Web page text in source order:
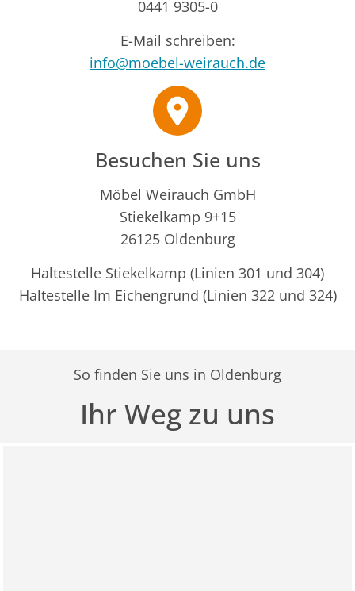
0441 9305-0
E-Mail schreiben:
info@moebel-weirauch.de
Besuchen Sie uns
Möbel Weirauch GmbH
Stiekelkamp 9+15
26125 Oldenburg
Haltestelle Stiekelkamp (Linien 301 und 304)
Haltestelle Im Eichengrund (Linien 322 und 324)
So finden Sie uns in Oldenburg
Ihr Weg zu uns